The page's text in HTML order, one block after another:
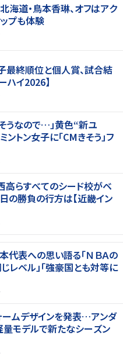
北海道・鳥本香琳、オフはアク
プも体験
終順位と個人賞、試合結
ハイ2026】
うなので…」黄色“新ユ
トン女子に「CMきそう」フ
らすべてのシード校がベ
の勝負の行方は【近畿イン
代表への思い語る「ＮＢＡの
レベル」「強豪国とも対等に
ムデザインを発表…アンダ
モデルで新たなシーズン